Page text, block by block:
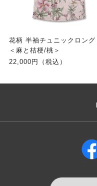
花柄 半袖チュニックロング
＜麻と桔梗/桃＞
22,000円（税込）